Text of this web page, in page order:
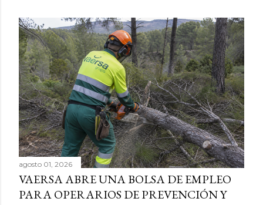
agosto 01, 2026
VAERSA ABRE UNA BOLSA DE EMPLEO
PARA OPERARIOS DE PREVENCIÓN Y